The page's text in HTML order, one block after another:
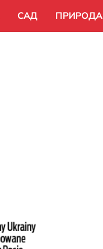
САД ПРИРОДА